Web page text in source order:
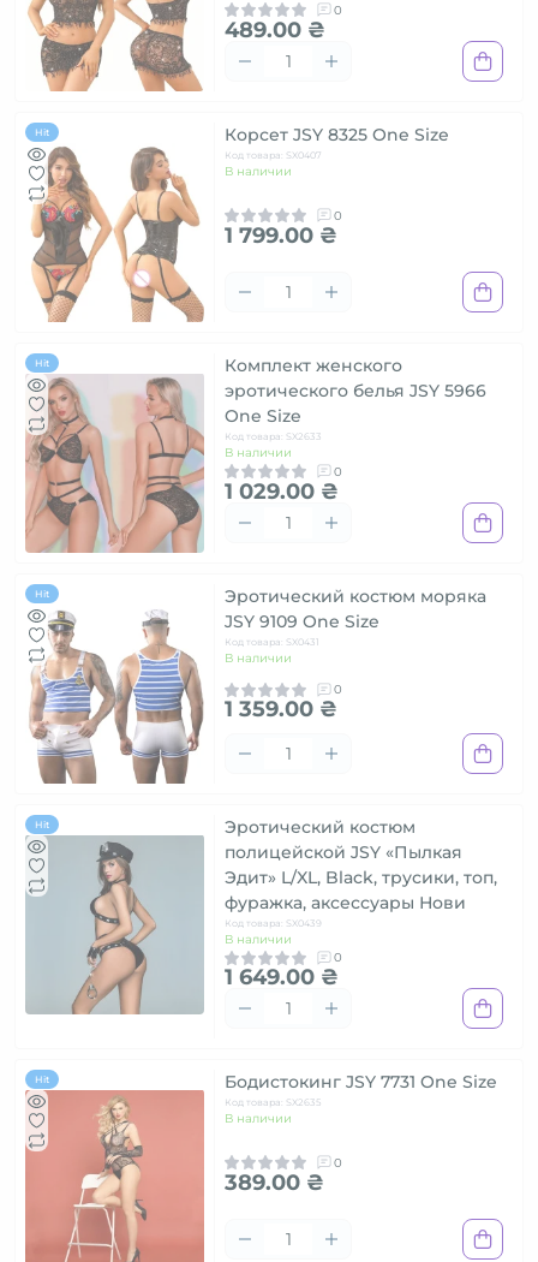
0
489.00 ₴
Hit Корсет JSY 8325 One Size
Код товара: SX0407
В наличии
0
1 799.00 ₴
Hit
Комплект женского
эротического белья JSY 5966
One Size
Код товара: SX2633
В наличии
0
1 029.00 ₴
Hit
Эротический костюм моряка
JSY 9109 One Size
Код товара: SX0431
В наличии
0
1 359.00 ₴
Hit
Эротический костюм
полицейской JSY «Пылкая
Эдит» L/XL, Black, трусики, топ,
фуражка, аксессуары Нови
Код товара: SX0439
В наличии
0
1 649.00 ₴
Hit Бодистокинг JSY 7731 One Size
Код товара: SX2635
В наличии
0
389.00 ₴